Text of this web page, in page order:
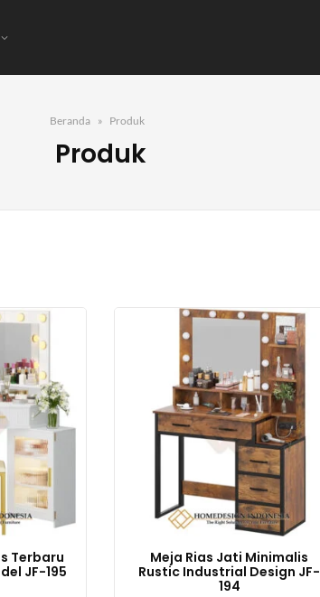
Beranda Produk
Produk
Terbaru
JF-195
Meja Rias Jati Minimalis
Rustic Industrial Design JF-
194